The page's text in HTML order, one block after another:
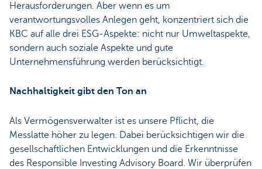
Herausforderungen. Aber wenn es um
verantwortungsvolles Anlegen geht, konzentriert sich die
KBC auf alle drei ESG-Aspekte: nicht nur Umweltaspekte,
sondern auch soziale Aspekte und gute
Unternehmensführung werden berücksichtigt.
Nachhaltigkeit gibt den Ton an
Als Vermögensverwalter ist es unsere Pflicht, die
Messlatte höher zu legen. Dabei berücksichtigen wir die
gesellschaftlichen Entwicklungen und die Erkenntnisse
des Responsible Investing Advisory Board. Wir überprüfen